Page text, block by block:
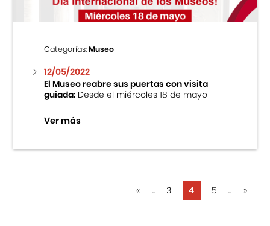
Categorías:Museo
12/05/2022
El Museo reabre sus puertas con visita
guiada:Desde el miércoles 18 de mayo
Ver más
« ... 3 4 5 ... »